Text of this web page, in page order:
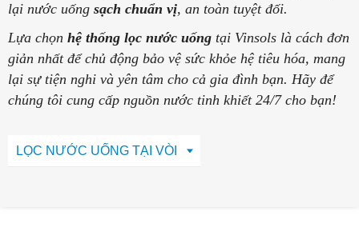
lại nước uống sạch chuẩn vị, an toàn tuyệt đối.
Lựa chọn hệ thống lọc nước uống tại Vinsols là cách đơn
giản nhất để chủ động bảo vệ sức khỏe hệ tiêu hóa, mang
lại sự tiện nghi và yên tâm cho cả gia đình bạn. Hãy để
chúng tôi cung cấp nguồn nước tinh khiết 24/7 cho bạn!
LỌC NƯỚC UỐNG TẠI VÒI